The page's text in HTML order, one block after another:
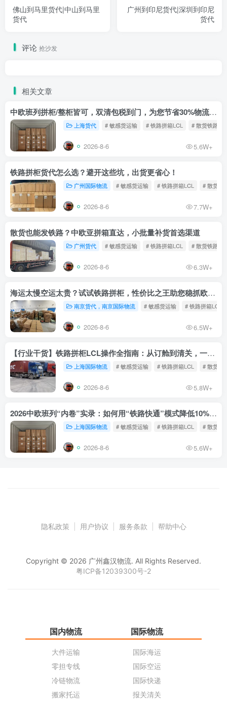
佛山到马里货代|中山到马里
货代
广州到印尼货代|深圳到印尼
货代
评论 抢沙发
相关文章
中欧班列拼柜/整柜皆可，双清包税到门，为您节省30%物流成本！
上海货代 # 敏感货运输 # 铁路拼箱LCL # 散货铁路
2026-8-6 5.6W+
铁路拼柜货代怎么选？避开这些坑，出货更省心！
广州国际物流 # 敏感货运输 # 铁路拼箱LCL # 散货铁
2026-8-6 7.7W+
散货也能发铁路？中欧亚拼箱直达，小批量补货首选渠道
广州货代 # 敏感货运输 # 铁路拼箱LCL # 散货铁路
2026-8-6 6.3W+
海运太慢空运太贵？试试铁路拼柜，性价比之王助您稳抓欧洲市场
南京货代，南京国际物流 # 敏感货运输 # 铁路拼箱LCL
2026-8-6 6.5W+
【行业干货】铁路拼柜LCL操作全指南：从订舱到清关，一文读懂
上海国际物流 # 敏感货运输 # 铁路拼箱LCL # 散货铁
2026-8-6 5.8W+
2026中欧班列“内卷”实录：如何用“铁路快通”模式降低10%物流成本？
上海国际物流 # 敏感货运输 # 铁路拼箱LCL # 散货铁
2026-8-6 5.6W+
隐私政策 用户协议 服务条款 帮助中心
Copyright © 2026 广州鑫汉物流. All Rights Reserved.
粤ICP备12039300号-2
国内物流
大件运输
零担专线
冷链物流
搬家托运
国际物流
国际海运
国际空运
国际快递
报关清关